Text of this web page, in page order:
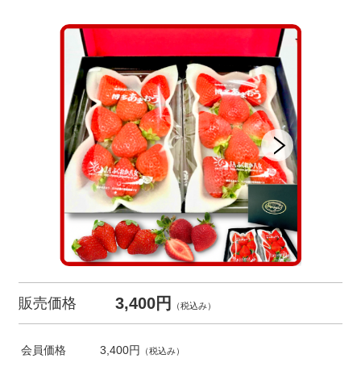
販売価格 3,400円 （税込み）
会員価格 3,400円 （税込み）